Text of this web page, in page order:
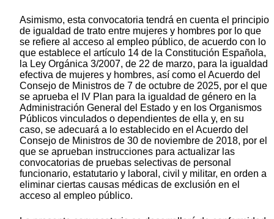
Asimismo, esta convocatoria tendrá en cuenta el principio
de igualdad de trato entre mujeres y hombres por lo que
se refiere al acceso al empleo público, de acuerdo con lo
que establece el artículo 14 de la Constitución Española,
la Ley Orgánica 3/2007, de 22 de marzo, para la igualdad
efectiva de mujeres y hombres, así como el Acuerdo del
Consejo de Ministros de 7 de octubre de 2025, por el que
se aprueba el IV Plan para la igualdad de género en la
Administración General del Estado y en los Organismos
Públicos vinculados o dependientes de ella y, en su
caso, se adecuará a lo establecido en el Acuerdo del
Consejo de Ministros de 30 de noviembre de 2018, por el
que se aprueban instrucciones para actualizar las
convocatorias de pruebas selectivas de personal
funcionario, estatutario y laboral, civil y militar, en orden a
eliminar ciertas causas médicas de exclusión en el
acceso al empleo público.